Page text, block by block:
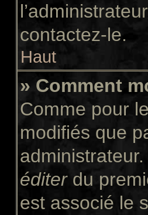
contactez-le.
Haut
» Comment
Comme pour
modifiés que
éditerdu
est associé le